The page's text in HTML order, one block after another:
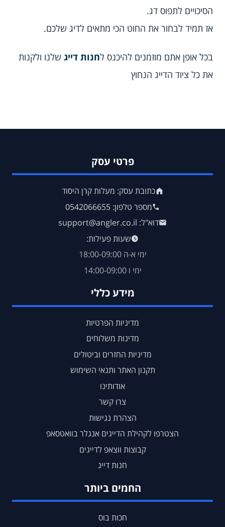
הסיכויים לתפוס דג.
אז תמיד לבחור את החוט הכי מתאים לדיג שלכם.
בכל אופן אתם מוזמנים להיכנס לחנות דייג שלנו ולקנות
את כל ציוד הדייג הנחוץ
פרטי עסק
כתובת עסק: מעלות קרן היסוד
מספר טלפון: 0542066655
דוא"ל: support@angler.co.il
שעות פעילות:
ימי א-ה 18:00-09:00
ימי ו 14:00-09:00
מידע כללי
מדיניות הפרטיות
מדינות משלוחים
מדיניות החזרים וביטולים
תקנון האתר ותנאי השימוש
אודותינו
צרו קשר
הצהרת נגישות
הצטרפו לקהילת הדייגים אנגלר בוואטסאפ
קבוצות ווצאפ לדייגים
חנות דייג
החמים ביותר
חכות בוס